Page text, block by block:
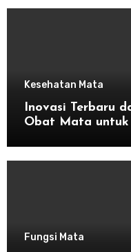
Kesehatan Mata
Inovasi Terbaru
Obat Mata untuk
Fungsi Mata